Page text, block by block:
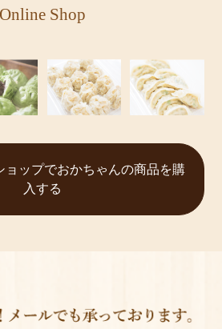
Online Shop
ョップでおかちゃんの商品を購
入する